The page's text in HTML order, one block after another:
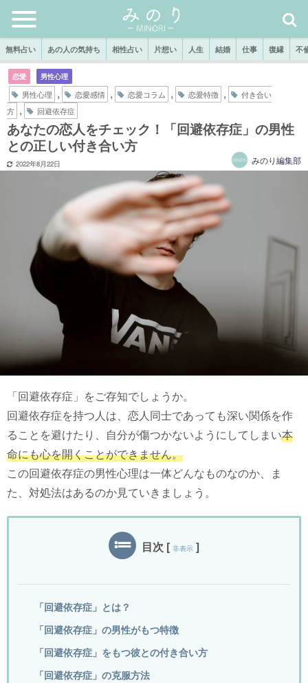
無料占い あの人の気持ち 相性占い 片想い 人生 結婚 仕事 復縁 不
恋愛 男性心理
男性心理 , 恋愛感情 , 恋愛コラム , 恋愛特徴 ,
付き合い
方 , 回避依存症
あなたの恋人をチェック！「回避依存症」の男性
との正しい付き合い方
2022年8月22日 みのり編集部
「回避依存症」をご存知でしょうか。
回避依存症を持つ人は、恋人同士であっても深い関係を作
ることを避けたり、自分が傷つかないようにしてしまい本
命にも心を開くことができません。
この回避依存症の男性心理は一体どんなものなのか、ま
た、対処法はあるのか見ていきましょう。
目次 [ 非表示 ]
「回避依存症」とは？
「回避依存症」の男性がもつ特徴
「回避依存症」をもつ彼との付き合い方
「回避依存症」の克服方法